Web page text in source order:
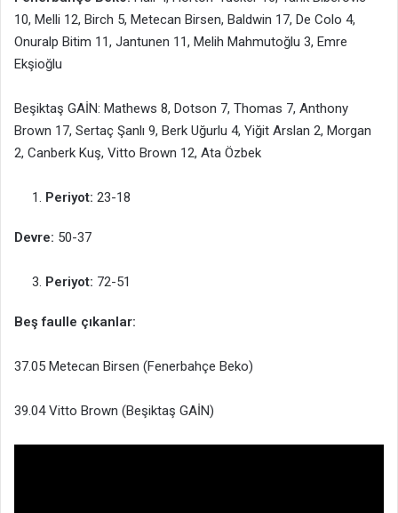
10, Melli 12, Birch 5, Metecan Birsen, Baldwin 17, De Colo 4,
Onuralp Bitim 11, Jantunen 11, Melih Mahmutoğlu 3, Emre
Ekşioğlu
Beşiktaş GAİN: Mathews 8, Dotson 7, Thomas 7, Anthony
Brown 17, Sertaç Şanlı 9, Berk Uğurlu 4, Yiğit Arslan 2, Morgan
2, Canberk Kuş, Vitto Brown 12, Ata Özbek
Periyot: 23-18
Devre: 50-37
Periyot: 72-51
Beş faulle çıkanlar:
37.05 Metecan Birsen (Fenerbahçe Beko)
39.04 Vitto Brown (Beşiktaş GAİN)